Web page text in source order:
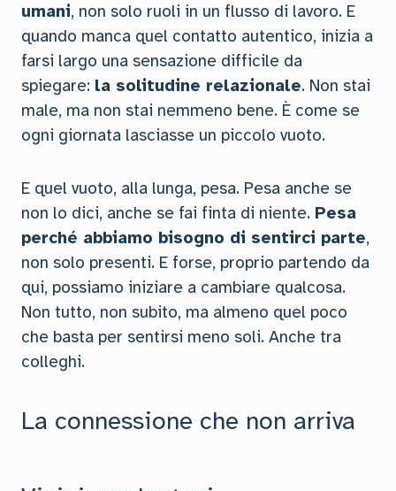
umani, non solo ruoli in un flusso di lavoro. E
quando manca quel contatto autentico, inizia a
farsi largo una sensazione difficile da
spiegare: la solitudine relazionale. Non stai
male, ma non stai nemmeno bene. È come se
ogni giornata lasciasse un piccolo vuoto.
E quel vuoto, alla lunga, pesa. Pesa anche se
non lo dici, anche se fai finta di niente. Pesa
perché abbiamo bisogno di sentirci parte,
non solo presenti. E forse, proprio partendo da
qui, possiamo iniziare a cambiare qualcosa.
Non tutto, non subito, ma almeno quel poco
che basta per sentirsi meno soli. Anche tra
colleghi.
La connessione che non arriva